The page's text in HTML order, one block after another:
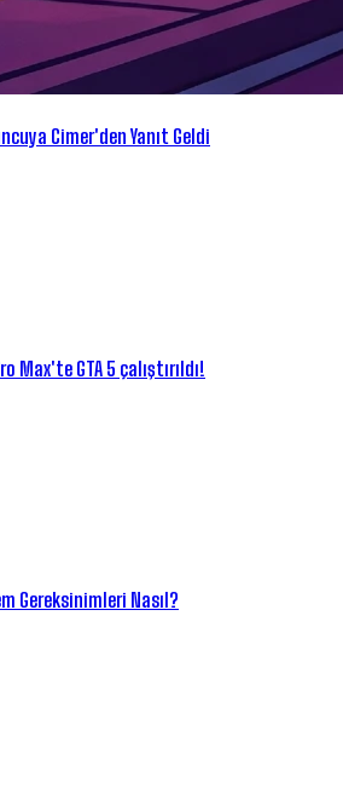
Cimer'den Yanıt Geldi
Max'te GTA 5 çalıştırıldı!
Gereksinimleri Nasıl?